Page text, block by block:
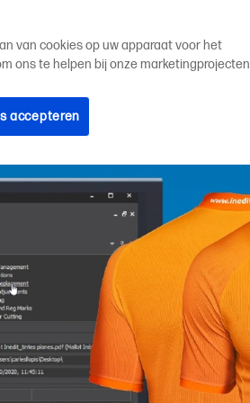
van cookies op uw apparaat voor het
ons te helpen bij onze
accepteren